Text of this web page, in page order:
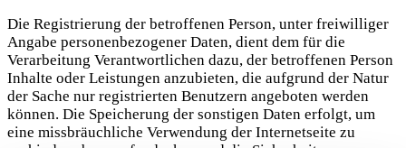
Die Registrierung der betroffenen Person, unter freiwilliger
Angabe personenbezogener Daten, dient dem für die
Verarbeitung Verantwortlichen dazu, der betroffenen Person
Inhalte oder Leistungen anzubieten, die aufgrund der Natur
der Sache nur registrierten Benutzern angeboten werden
können. Die Speicherung der sonstigen Daten erfolgt, um
eine missbräuchliche Verwendung der Internetseite zu